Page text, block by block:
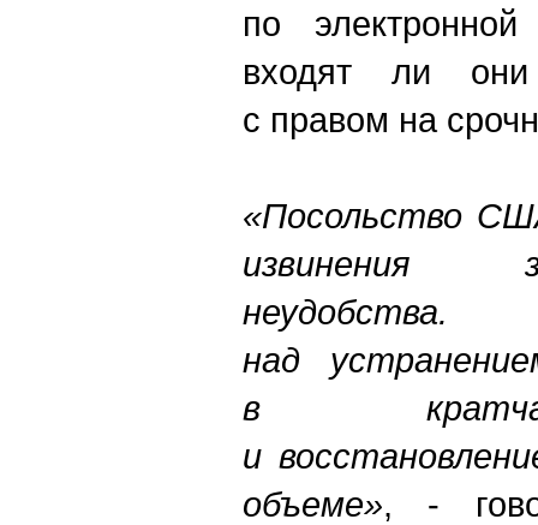
по
входят ли
с правом на
«Посольство
извинения
над
в
и
объеме», -